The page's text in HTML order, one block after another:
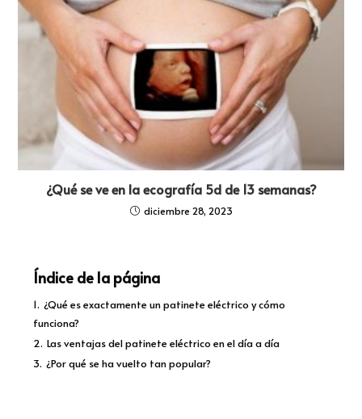
¿Qué se ve en la ecografía 5d de 13 semanas?
diciembre 28, 2023
Índice de la página
1. ¿Qué es exactamente un patinete eléctrico y cómo
funciona?
2. Las ventajas del patinete eléctrico en el día a día
3. ¿Por qué se ha vuelto tan popular?